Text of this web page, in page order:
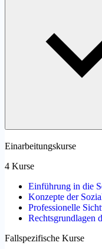
Einarbeitungskurse
4 Kurse
Einführung in die
Konzepte der
Professionelle
Rechtsgrundlagen
Fallspezifische Kurse